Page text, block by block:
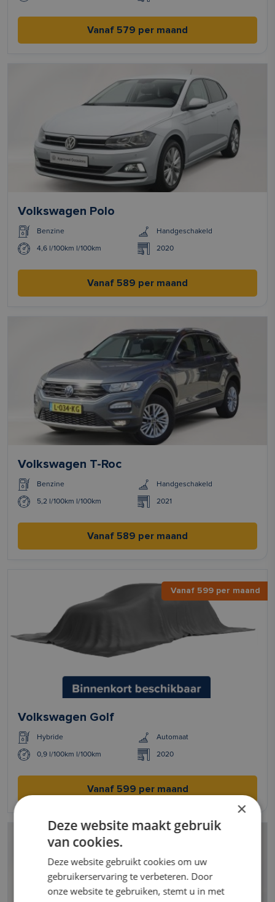
Vanaf 579 per maand
Volkswagen Polo
Benzine Handgeschakeld
4,6 l/100km l/100km 2020
Vanaf 589 per maand
Volkswagen T-Roc
Benzine Handgeschakeld
5,2 l/100km l/100km 2021
Vanaf 589 per maand
Vanaf 599 per maand
Volkswagen Golf
Hybride Automaat
0,9 l/100km l/100km 2020
Vanaf 599 per maand
×
Deze website maakt gebruik
van cookies.
Deze website gebruikt cookies om uw
gebruikerservaring te verbeteren. Door
onze website te gebruiken, stemt u in met